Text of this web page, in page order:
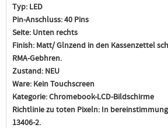
Typ: LED
Pin-Anschluss:40 Pins
Seite: Unten rechts
Finish: Matt/ Glnzend in den Kassenzettel
RMA-Gebhren.
Zustand: NEU
Ware: Kein Touchscreen
Kategorie:Chromebook-LCD-Bildschirme
Richtlinie zu toten Pixeln: In
13406-2.